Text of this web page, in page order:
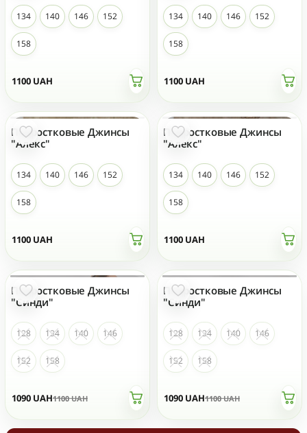
1100 UAH
134 140 146 152
158
1100 UAH
134 140 146 152
158
1100 UAH
Подростковые Джинсы
"Алекс"
134 140 146 152
158
1100 UAH
Подростковые Джинсы
"Алекс"
134 140 146 152
158
НЕТ НА СКЛАДЕ
1090 UAH1100UAH
Подростковые Джинсы
"Синди"
128 134 140 146
152 158
НЕТ НА СКЛАДЕ
1090 UAH1100UAH
Подростковые Джинсы
"Синди"
128 134 140 146
152 158